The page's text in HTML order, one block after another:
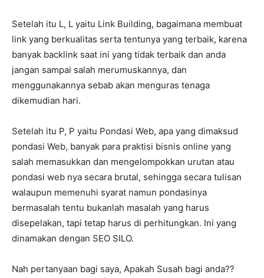
Setelah itu L, L yaitu Link Building, bagaimana membuat
link yang berkualitas serta tentunya yang terbaik, karena
banyak backlink saat ini yang tidak terbaik dan anda
jangan sampai salah merumuskannya, dan
menggunakannya sebab akan menguras tenaga
dikemudian hari.
Setelah itu P, P yaitu Pondasi Web, apa yang dimaksud
pondasi Web, banyak para praktisi bisnis online yang
salah memasukkan dan mengelompokkan urutan atau
pondasi web nya secara brutal, sehingga secara tulisan
walaupun memenuhi syarat namun pondasinya
bermasalah tentu bukanlah masalah yang harus
disepelakan, tapi tetap harus di perhitungkan. Ini yang
dinamakan dengan SEO SILO.
Nah pertanyaan bagi saya, Apakah Susah bagi anda??